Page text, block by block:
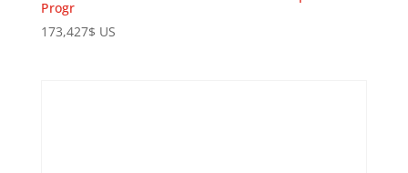
Progr
173,427$ US